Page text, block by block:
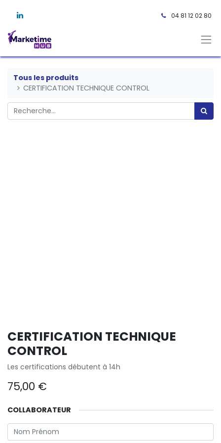
04 81 12 02 80 ​
Tous les produits
CERTIFICATION TECHNIQUE CONTROL
CERTIFICATION TECHNIQUE
CONTROL
Les certifications débutent à 14h
75,00 €
COLLABORATEUR